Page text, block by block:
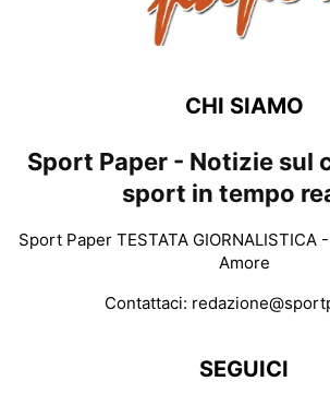
CHI SIAMO
Sport Paper - Notizie sul
sport in tempo
Sport Paper TESTATA
Amore
Contattaci:
SEGUICI